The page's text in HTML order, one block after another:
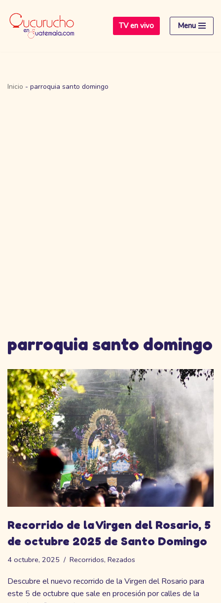
Saltar
TV en vivo Menu
Inicio - parroquia santo domingo
parroquia santo domingo
Recorrido de la Virgen del Rosario, 5
de octubre 2025 de Santo Domingo
4 octubre, 2025 Recorridos, Rezados
Descubre el nuevo recorrido de la Virgen del Rosario para
este 5 de octubre que sale en procesión por calles de la